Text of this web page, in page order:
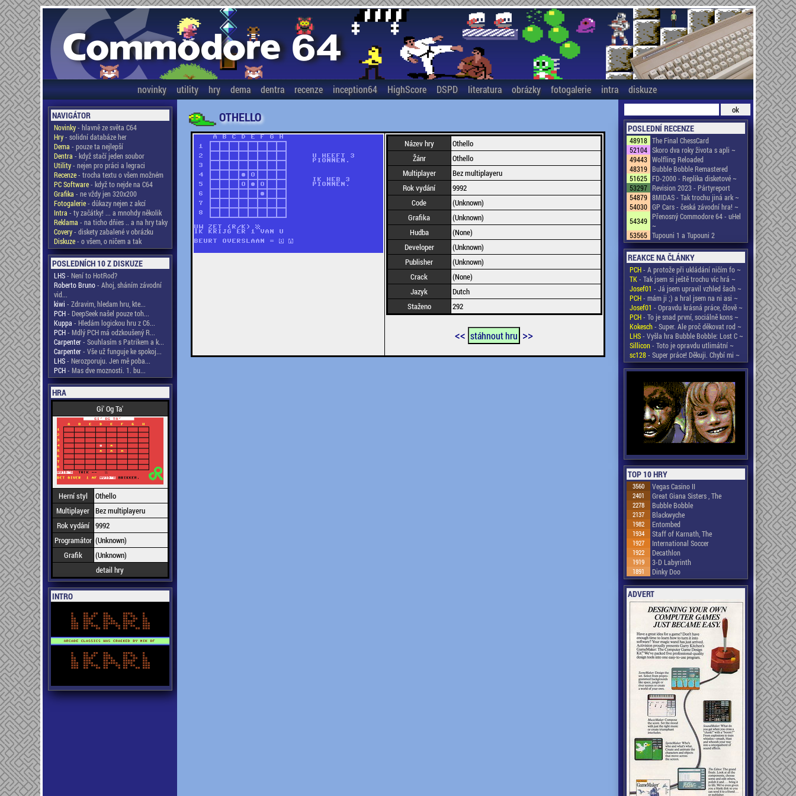
novinky utility hry dema dentra recenze inception64 HighScore DSPD literatura obrázky fotogalerie intra diskuze
NAVIGÁTOR
Novinky- hlavně ze světa C64
Hry- solidní databáze her
Dema - pouze ta nejlepší
Dentra - když stačí jeden soubor
Utility- nejen pro práci a legraci
Recenze- trocha textu o všem možném
PC Software- když to nejde na C64
Grafika - ne vždy jen 320x200
Fotogalerie- důkazy nejen z akcí
Intra - ty začátky! ... a mnohdy několik
Reklama - na ticho dňies .. a na hry taky
Covery- diskety zabalené v obrázku
Diskuze- o všem, o ničem a tak
POSLEDNÍCH 10 Z DISKUZE
LHS- Není to HotRod?
Roberto Bruno- Ahoj, sháním závodní
vid...
kiwi - Zdravim, hledam hru, kte...
PCH- DeepSeek našel pouze toh...
Kuppa - Hledám logickou hru z C6...
PCH- Mdlý PCH má odzkoušený R...
Carpenter- Souhlasím s Patrikem a k...
Carpenter- Vše už funguje ke spokoj...
LHS- Nerozporuju. Jen mě poba...
PCH- Mas dve moznosti. 1. bu...
HRA
Gi' Og Ta'
Herní styl
Othello
Multiplayer Bez multiplayeru
Rok vydání 9992
Programátor (Unknown)
Grafik
(Unknown)
detail hry
INTRO
OTHELLO
Název hry
Othello
Žánr
Othello
Multiplayer
Bez multiplayeru
Rok vydání
9992
Code
(Unknown)
Grafika
(Unknown)
Hudba
(None)
Developer
(Unknown)
Publisher
(Unknown)
Crack
(None)
Jazyk
Dutch
Staženo
292
<< stáhnout hru >>
POSLEDNÍ RECENZE
48918 The Final ChessCard
52104 Skoro dva roky života s apli ~
49443 Wolfling Reloaded
48319 Bubble Bobble Remastered
51625 FD-2000 - Replika disketové ~
53297 Revision 2023 - Pártyreport
54879 8MIDAS - Tak trochu jiná ark ~
54030 GP Cars - česká závodní hra! ~
54349 Přenosný Commodore 64 - uHel
~
53565 Tupouni 1 a Tupouni 2
REAKCE NA ČLÁNKY
PCH- A protože při ukládání ničím fo ~
TK- Tak jsem si ještě trochu víc hrá ~
Josef01 - Já jsem upravil vzhled šach ~
PCH- mám ji ;) a hral jsem na ni asi ~
Josef01 - Opravdu krásná práce, člově ~
PCH- To je snad první, sociálně kons ~
Kokesch- Super. Ale proč děkovat rod ~
LHS- Vyšla hra Bubble Bobble: Lost C ~
Sillicon- Toto je opravdu utlimátní ~
sc128- Super práce! Děkuji. Chybí mi ~
TOP 10 HRY
3560 Vegas Casino II
2401 Great Giana Sisters , The
2278 Bubble Bobble
2137 Blackwyche
1982 Entombed
1934 Staff of Karnath, The
1927 International Soccer
1922 Decathlon
1919 3-D Labyrinth
1891 Dinky Doo
ADVERT